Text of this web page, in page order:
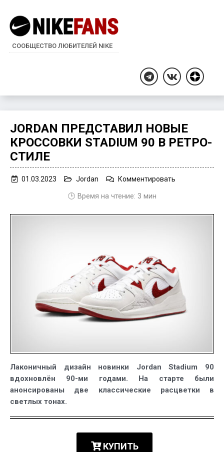
СООБЩЕСТВО ЛЮБИТЕЛЕЙ NIKE
TelegramВКонтакте
Дзен
JORDAN ПРЕДСТАВИЛ НОВЫЕ
КРОССОВКИ STADIUM 90 В РЕТРО-
СТИЛЕ
01.03.2023 Jordan Комментировать
стиле
🕒 Время на чтение: 3 мин
Лаконичный дизайн новинки Jordan Stadium 90
вдохновлён 90-ми годами. На старте были
анонсированы две классические расцветки в
светлых тонах.
КУПИТЬ